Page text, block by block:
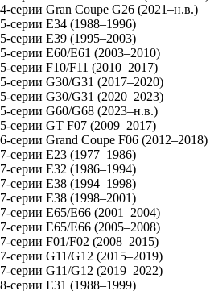
4-серии Gran Coupe G26 (2021–н.в.)
5-серии E34 (1988–1996)
5-серии E39 (1995–2003)
5-серии E60/E61 (2003–2010)
5-серии F10/F11 (2010–2017)
5-серии G30/G31 (2017–2020)
5-серии G30/G31 (2020–2023)
5-серии G60/G68 (2023–н.в.)
5-серии GT F07 (2009–2017)
6-серии Grand Coupe F06 (2012–2018)
7-серии E23 (1977–1986)
7-серии E32 (1986–1994)
7-серии E38 (1994–1998)
7-серии E38 (1998–2001)
7-серии E65/E66 (2001–2004)
7-серии E65/E66 (2005–2008)
7-серии F01/F02 (2008–2015)
7-серии G11/G12 (2015–2019)
7-серии G11/G12 (2019–2022)
8-серии E31 (1988–1999)